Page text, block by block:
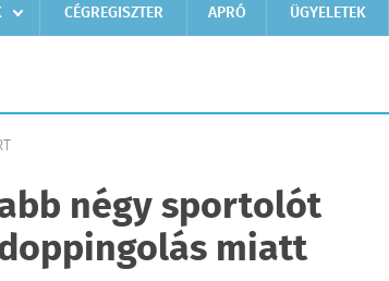
CÉGREGISZTER APRÓ ÜGYELETEK
négy sportolót
miatt